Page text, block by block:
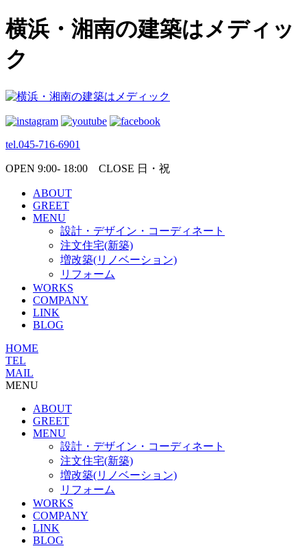
横浜・湘南の建築はメディッ
ク
tel.045-716-6901
OPEN 9:00- 18:00 CLOSE 日・祝
ABOUT
GREET
MENU
設計・デザイン・コーディネート
注文住宅(新築)
増改築(リノベーション)
リフォーム
WORKS
COMPANY
LINK
BLOG
HOME
TEL
MAIL
MENU
ABOUT
GREET
MENU
設計・デザイン・コーディネート
注文住宅(新築)
増改築(リノベーション)
リフォーム
WORKS
COMPANY
LINK
BLOG